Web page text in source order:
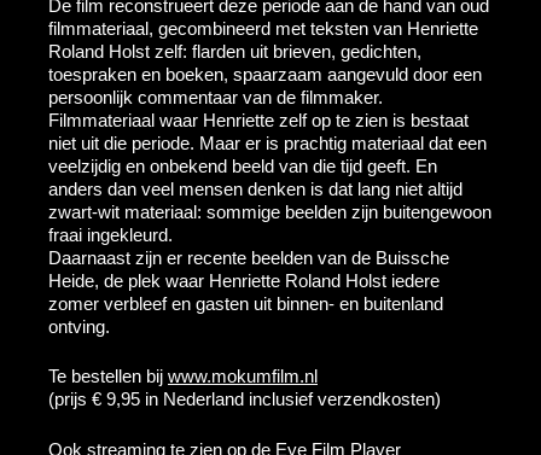
De film reconstrueert deze periode aan de hand van oud
filmmateriaal, gecombineerd met teksten van Henriette
Roland Holst zelf: flarden uit brieven, gedichten,
toespraken en boeken, spaarzaam aangevuld door een
persoonlijk commentaar van de filmmaker.
Filmmateriaal waar Henriette zelf op te zien is bestaat
niet uit die periode. Maar er is prachtig materiaal dat een
veelzijdig en onbekend beeld van die tijd geeft. En
anders dan veel mensen denken is dat lang niet altijd
zwart-wit materiaal: sommige beelden zijn buitengewoon
fraai ingekleurd.
Daarnaast zijn er recente beelden van de Buissche
Heide, de plek waar Henriette Roland Holst iedere
zomer verbleef en gasten uit binnen- en buitenland
ontving.
Te bestellen bij www.mokumfilm.nl
(prijs € 9,95 in Nederland inclusief verzendkosten)
Ook streaming te zien op de Eye Film Player